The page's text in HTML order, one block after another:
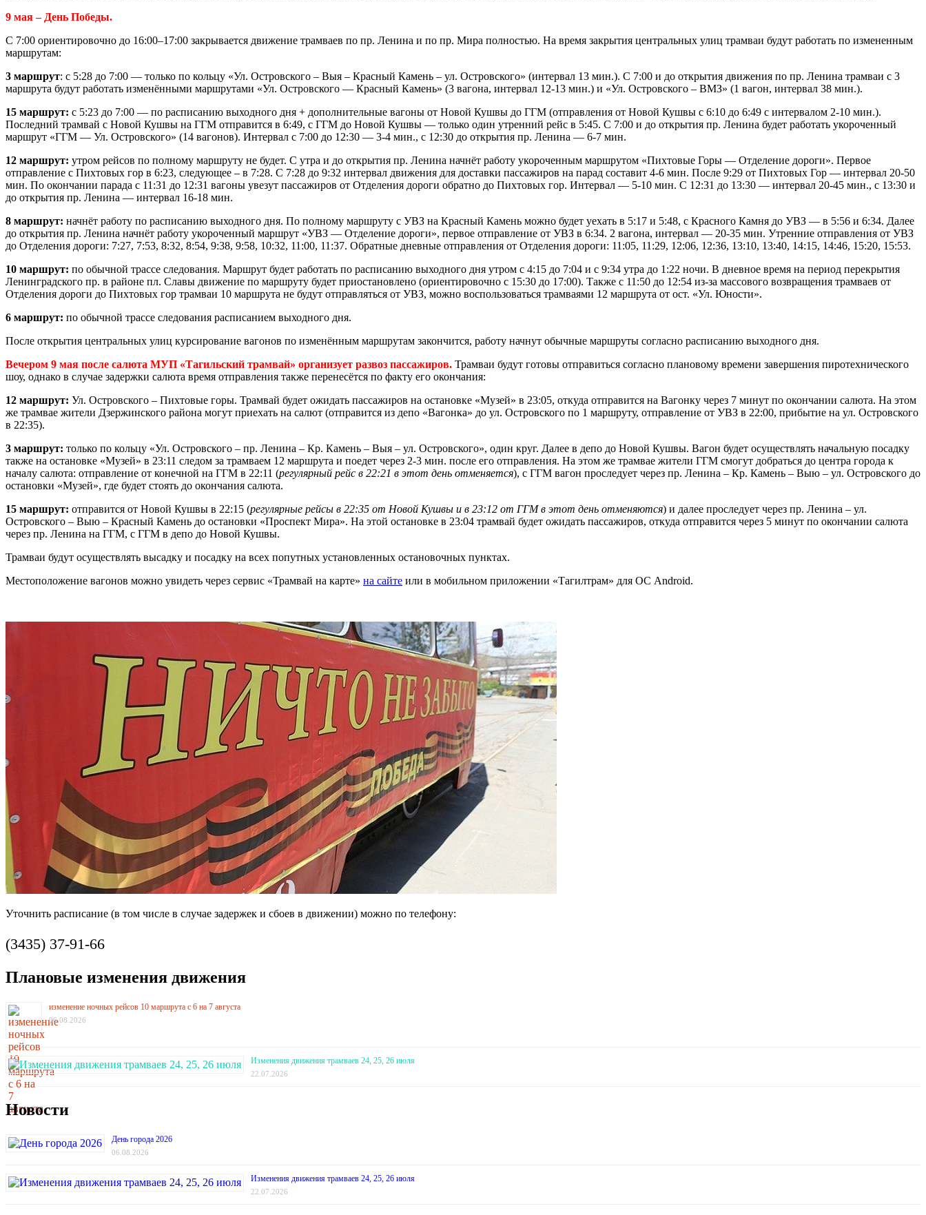
9 мая – День Победы.
С 7:00 ориентировочно до 16:00–17:00 закрывается движение трамваев по пр. Ленина и по пр. Мира полностью. На время закрытия центральных улиц трамваи будут работать по измененным
маршрутам:
3 маршрут: с 5:28 до 7:00 — только по кольцу «Ул. Островского – Выя – Красный Камень – ул. Островского» (интервал 13 мин.). С 7:00 и до открытия движения по пр. Ленина трамваи с 3
маршрута будут работать изменёнными маршрутами «Ул. Островского — Красный Камень» (3 вагона, интервал 12-13 мин.) и «Ул. Островского – ВМЗ» (1 вагон, интервал 38 мин.).
15 маршрут: с 5:23 до 7:00 — по расписанию выходного дня + дополнительные вагоны от Новой Кушвы до ГГМ (отправления от Новой Кушвы с 6:10 до 6:49 с интервалом 2-10 мин.).
Последний трамвай с Новой Кушвы на ГГМ отправится в 6:49, с ГГМ до Новой Кушвы — только один утренний рейс в 5:45. С 7:00 и до открытия пр. Ленина будет работать укороченный
маршрут «ГГМ — Ул. Островского» (14 вагонов). Интервал с 7:00 до 12:30 — 3-4 мин., с 12:30 до открытия пр. Ленина — 6-7 мин.
12 маршрут: утром рейсов по полному маршруту не будет. С утра и до открытия пр. Ленина начнёт работу укороченным маршрутом «Пихтовые Горы — Отделение дороги». Первое
отправление с Пихтовых гор в 6:23, следующее – в 7:28. С 7:28 до 9:32 интервал движения для доставки пассажиров на парад составит 4-6 мин. После 9:29 от Пихтовых Гор — интервал 20-50
мин. По окончании парада с 11:31 до 12:31 вагоны увезут пассажиров от Отделения дороги обратно до Пихтовых гор. Интервал — 5-10 мин. С 12:31 до 13:30 — интервал 20-45 мин., с 13:30 и
до открытия пр. Ленина — интервал 16-18 мин.
8 маршрут: начнёт работу по расписанию выходного дня. По полному маршруту с УВЗ на Красный Камень можно будет уехать в 5:17 и 5:48, с Красного Камня до УВЗ — в 5:56 и 6:34. Далее
до открытия пр. Ленина начнёт работу укороченный маршрут «УВЗ — Отделение дороги», первое отправление от УВЗ в 6:34. 2 вагона, интервал — 20-35 мин. Утренние отправления от УВЗ
до Отделения дороги: 7:27, 7:53, 8:32, 8:54, 9:38, 9:58, 10:32, 11:00, 11:37. Обратные дневные отправления от Отделения дороги: 11:05, 11:29, 12:06, 12:36, 13:10, 13:40, 14:15, 14:46, 15:20, 15:53.
10 маршрут: по обычной трассе следования. Маршрут будет работать по расписанию выходного дня утром с 4:15 до 7:04 и с 9:34 утра до 1:22 ночи. В дневное время на период перекрытия
Ленинградского пр. в районе пл. Славы движение по маршруту будет приостановлено (ориентировочно с 15:30 до 17:00). Также с 11:50 до 12:54 из-за массового возвращения трамваев от
Отделения дороги до Пихтовых гор трамваи 10 маршрута не будут отправляться от УВЗ, можно воспользоваться трамваями 12 маршрута от ост. «Ул. Юности».
6 маршрут: по обычной трассе следования расписанием выходного дня.
После открытия центральных улиц курсирование вагонов по изменённым маршрутам закончится, работу начнут обычные маршруты согласно расписанию выходного дня.
Вечером 9 мая после салюта МУП «Тагильский трамвай» организует развоз пассажиров. Трамваи будут готовы отправиться согласно плановому времени завершения пиротехнического
шоу, однако в случае задержки салюта время отправления также перенесётся по факту его окончания:
12 маршрут: Ул. Островского – Пихтовые горы. Трамвай будет ожидать пассажиров на остановке «Музей» в 23:05, откуда отправится на Вагонку через 7 минут по окончании салюта. На этом
же трамвае жители Дзержинского района могут приехать на салют (отправится из депо «Вагонка» до ул. Островского по 1 маршруту, отправление от УВЗ в 22:00, прибытие на ул. Островского
в 22:35).
3 маршрут: только по кольцу «Ул. Островского – пр. Ленина – Кр. Камень – Выя – ул. Островского», один круг. Далее в депо до Новой Кушвы. Вагон будет осуществлять начальную посадку
также на остановке «Музей» в 23:11 следом за трамваем 12 маршрута и поедет через 2-3 мин. после его отправления. На этом же трамвае жители ГГМ смогут добраться до центра города к
началу салюта: отправление от конечной на ГГМ в 22:11 (регулярный рейс в 22:21 в этот день отменяется), с ГГМ вагон проследует через пр. Ленина – Кр. Камень – Выю – ул. Островского до
остановки «Музей», где будет стоять до окончания салюта.
15 маршрут: отправится от Новой Кушвы в 22:15 (регулярные рейсы в 22:35 от Новой Кушвы и в 23:12 от ГГМ в этот день отменяются) и далее проследует через пр. Ленина – ул.
Островского – Выю – Красный Камень до остановки «Проспект Мира». На этой остановке в 23:04 трамвай будет ожидать пассажиров, откуда отправится через 5 минут по окончании салюта
через пр. Ленина на ГГМ, с ГГМ в депо до Новой Кушвы.
Трамваи будут осуществлять высадку и посадку на всех попутных установленных остановочных пунктах.
Местоположение вагонов можно увидеть через сервис «Трамвай на карте» на сайте или в мобильном приложении «Тагилтрам» для ОС Android.
Уточнить расписание (в том числе в случае задержек и сбоев в движении) можно по телефону:
(3435) 37-91-66
Плановые изменения движения
изменение ночных рейсов 10 маршрута с 6 на 7 августа
06.08.2026
Изменения движения трамваев 24, 25, 26 июля
22.07.2026
Новости
День города 2026
06.08.2026
Изменения движения трамваев 24, 25, 26 июля
22.07.2026